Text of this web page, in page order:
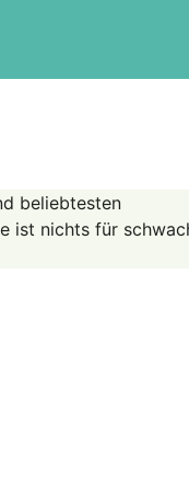
beliebtesten
ist nichts für